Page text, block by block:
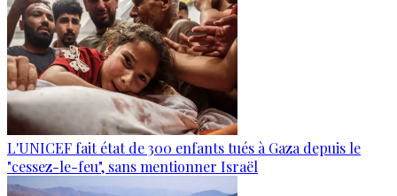
L'UNICEF fait état de 300 enfants tués à Gaza depuis le
"cessez-le-feu", sans mentionner Israël